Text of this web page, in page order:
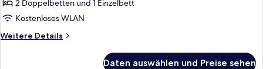
Bergblick
2 Doppelbetten und 1 Einzelbett
Kostenloses WLAN
Weitere Details
Weitere
Daten auswählen und Preise sehen